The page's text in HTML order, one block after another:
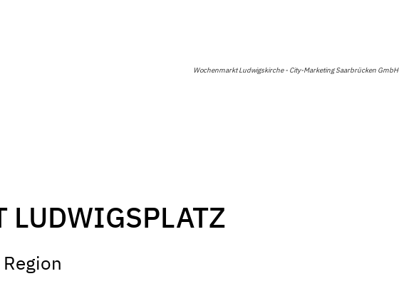
Wochenmarkt Ludwigskirche - City-Marketing Saarbrücken GmbH
LUDWIGSPLATZ